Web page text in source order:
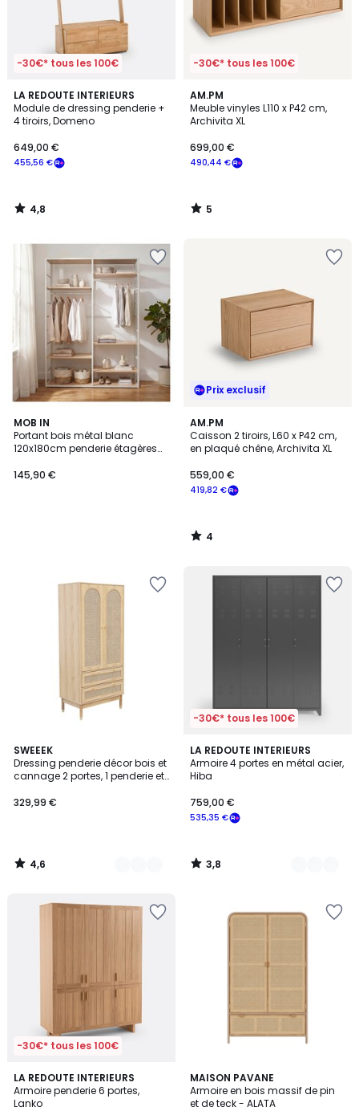
-30€* tous les 100€
LA REDOUTE INTERIEURS
Module de dressing penderie +
4 tiroirs, Domeno
455,56 €
649,00 €
4,8
/ 5
4,8
/
-30€* tous les 100€
AM.PM
Meuble vinyles L110 x P42 cm,
Archivita XL
490,44 €
699,00 €
5
/
5
5
/
MOB IN
Portant bois métal blanc
120x180cm penderie étagères
145,90 €
Prix exclusif
AM.PM
Caisson 2 tiroirs, L60 x P42 cm,
en plaqué chêne, Archivita XL
419,82 €
559,00 €
4
/
5
4
/
SWEEEK
Dressing penderie décor bois et
cannage 2 portes, 1 penderie et
329,99 €
4,6
/ 5
2
Couleurs
4,6
/
-30€* tous les 100€
LA REDOUTE INTERIEURS
Armoire 4 portes en métal acier,
Hiba
535,35 €
759,00 €
3,8
/ 5
3
Couleurs
3,8
/
-30€* tous les 100€
LA REDOUTE INTERIEURS
Armoire penderie 6 portes,
Lanko
4
/
5
MAISON PAVANE
Armoire en bois massif de pin
et de teck - ALATA
4,7
/ 5